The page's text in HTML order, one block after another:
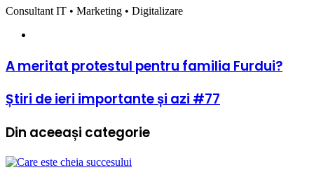
Consultant IT • Marketing • Digitalizare
A
meritat
pentru
familia
Furdui?
A meritat protestul pentru familia Furdui?
Știri
de
importante
azi
#77
Știri de ieri importante și azi #77
Din aceeași categorie